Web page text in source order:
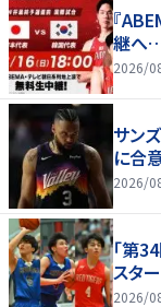
『
継へ
2026/
サン
に合
2026/
「第
スタ
2026/